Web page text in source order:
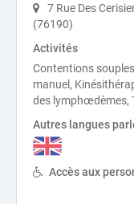
7 Rue Des
(76190)
Activités
Contentions
manuel,
des lymphœdèmes,
Autres langues
Accès aux